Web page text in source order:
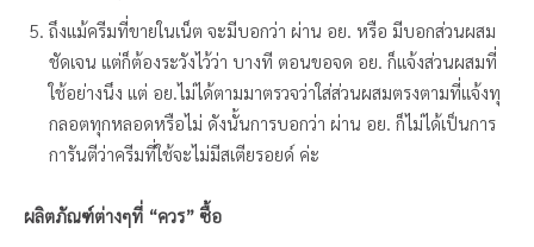
ถึงแม้ครีมที่ขายในเน็ต จะมีบอกว่า ผ่าน อย. หรือ มีบอกส่วนผสม
ชัดเจน แต่ก็ต้องระวังไว้ว่า บางที ตอนขอจด อย. ก็แจ้งส่วนผสมที่
ใช้อย่างนึง แต่ อย.ไม่ได้ตามมาตรวจว่าใส่ส่วนผสมตรงตามที่แจ้งทุ
กลอตทุกหลอดหรือไม่ ดังนั้นการบอกว่า ผ่าน อย. ก็ไม่ได้เป็นการ
การันตีว่าครีมที่ใช้จะไม่มีสเตียรอยด์ ค่ะ
ผลิตภัณฑ์ต่างๆที่ “ควร” ซื้อ